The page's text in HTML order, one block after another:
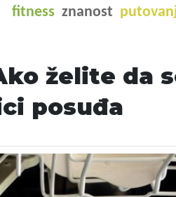
fitness znanost
želite da
posuđa